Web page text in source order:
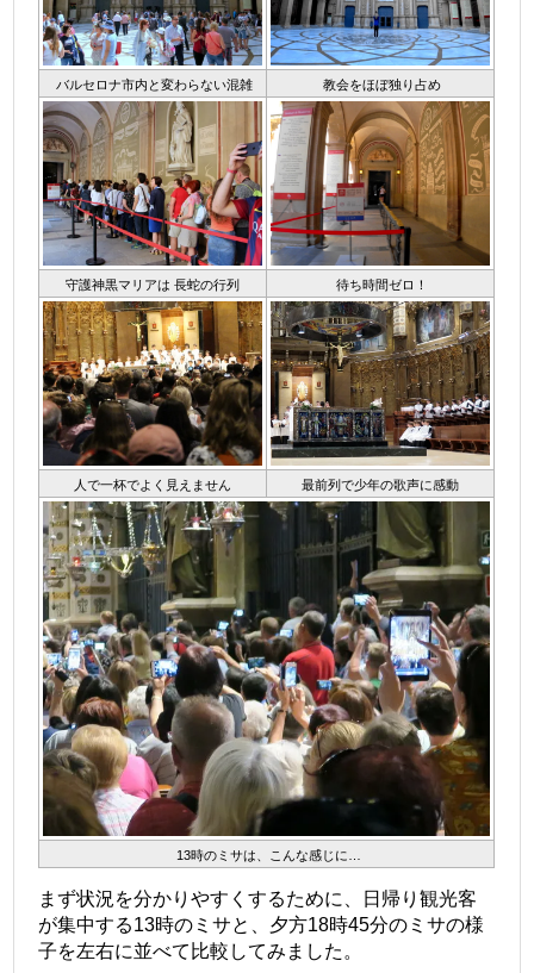
バルセロナ市内と変わらない混雑 教会をほぼ独り占め
守護神黒マリアは 長蛇の行列 待ち時間ゼロ！
人で一杯でよく見えません 最前列で少年の歌声に感動
13時のミサは、こんな感じに…
まず状況を分かりやすくするために、日帰り観光客
が集中する13時のミサと、夕方18時45分のミサの様
子を左右に並べて比較してみました。